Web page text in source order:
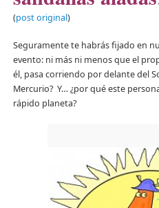
(post original)
Seguramente te habrás fijado en
evento: ni más ni menos que el
él, pasa corriendo por delante del
Mercurio? Y… ¿por qué este
rápido planeta?